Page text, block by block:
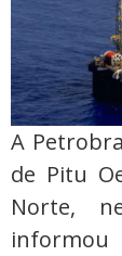
A
de Pitu
Norte,